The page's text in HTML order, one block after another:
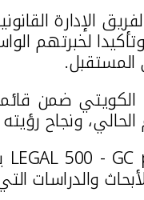
الإدارة
لخبرتهم
المستقبل.
الكويتي ضمن
الحالي، ونجاح
LEGAL 500 -
والدراسات